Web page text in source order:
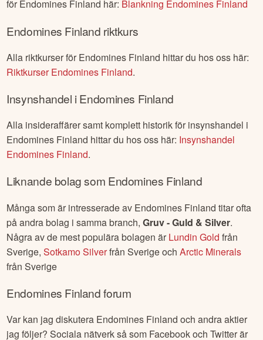
för Endomines Finland här: Blankning Endomines Finland
Endomines Finland riktkurs
Alla riktkurser för Endomines Finland hittar du hos oss här:
RiktkurserEndomines Finland.
Insynshandel iEndomines Finland
Alla insideraffärer samt komplett historik för insynshandel i
Endomines Finland hittar du hos oss här: Insynshandel
Endomines Finland.
Liknande bolag som Endomines Finland
Många som är intresserade av Endomines Finland titar ofta
på andra bolag i samma branch,Gruv - Guld & Silver.
Några av de mest populära bolagen är Lundin Gold från
Sverige,Sotkamo SilverfrånSverigeochArctic Minerals
frånSverige
Endomines Finlandforum
Var kan jag diskutera Endomines Finland och andra aktier
jag följer? Sociala nätverk så som Facebook och Twitter är